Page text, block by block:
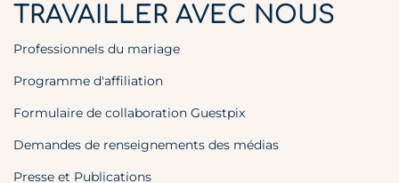
TRAVAILLER AVEC NOUS
Professionnels du mariage
Programme d'affiliation
Formulaire de collaboration Guestpix
Demandes de renseignements des médias
Presse et Publications